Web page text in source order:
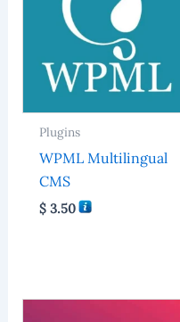
Plugins
WPML Multilingual
CMS
$3.50